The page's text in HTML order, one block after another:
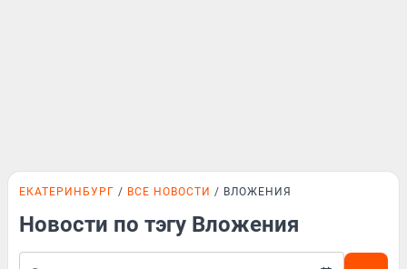
ЕКАТЕРИНБУРГ ВСЕ НОВОСТИ ВЛОЖЕНИЯ
Новости по тэгу Вложения